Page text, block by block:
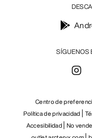
SÍGUENOS
Centro de
Política de privacidad
Accesibilidad No